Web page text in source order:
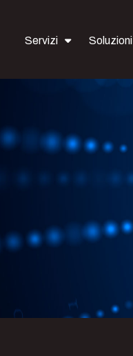
Servizi Soluzioni